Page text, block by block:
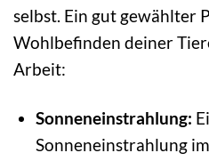
selbst. Ein gut gewählter
Wohlbefinden deiner
Arbeit:
Sonneneinstrahlung:
Sonneneinstrahlung